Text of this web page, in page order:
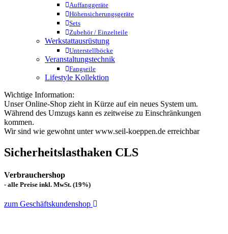
Auffanggeräte
Höhensicherungsgeräte
Sets
Zubehör / Einzelteile
Werkstattausrüstung
Unterstellböcke
Veranstaltungstechnik
Fangseile
Lifestyle Kollektion
Wichtige Information:
Unser Online‑Shop zieht in Kürze auf ein neues System um.
Während des Umzugs kann es zeitweise zu Einschränkungen
kommen.
Wir sind wie gewohnt unter www.seil-koeppen.de erreichbar
Sicherheitslasthaken CLS
Verbrauchershop
- alle Preise inkl. MwSt. (19%)
zum Geschäftskundenshop